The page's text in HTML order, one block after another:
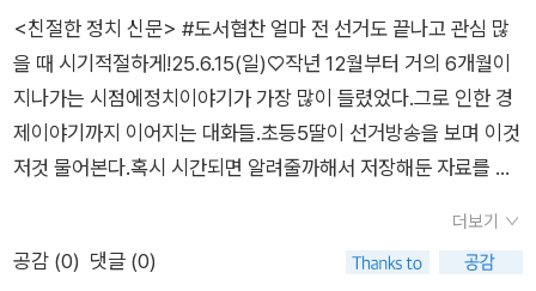
장 좋은 신문은 다양한 내용이 주제별로 나뉘어 핵심 정보를 제공
하고 어려운 어휘들을 익히는 데 도움이 많이 됩니다최근 대통
령 탄핵으로 정치에 대한 관심이 높아졌기에 아이들 눈높이에 맞
는 관련 도서를 찾고 있었는데 "친절한 정치 신문"은 초등 아이들
이 읽기 좋은 도서입니다최신 정치 이슈를 반영한 50개의 기사
를 담았는데 초등 아이들이 관심을 가질 내용으로 정치가 무엇인
지 관련 지식들을 이해하기 쉽게 정리했습니다주제별로 분류되
<친절한 정치 신문> #도서협찬 얼마 전 선거도 끝나고 관심 많
을 때 시기적절하게!25.6.15(일)♡작년 12월부터 거의 6개월이
지나가는 시점에정치이야기가 가장 많이 들렸었다.그로 인한 경
제이야기까지 이어지는 대화들.초등5딸이 선거방송을 보며 이것
저것 물어본다.혹시 시간되면 알려줄까해서 저장해둔 자료를 보
문 책!#친절한경제신문 과 구성은 같다.경제와 정치를 번갈아보
며 완독의 목표를 세워본다.♡최근 정치기사와 한 쪽의 어휘풀이
더보기
공감 (0) 댓글 (0)